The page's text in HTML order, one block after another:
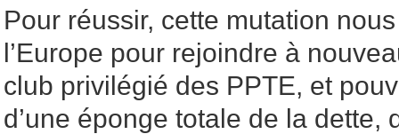
Pour réussir, cette mutation
l’Europe pour rejoindre à
club privilégié des PPTE, et
d’une éponge totale de la dette,